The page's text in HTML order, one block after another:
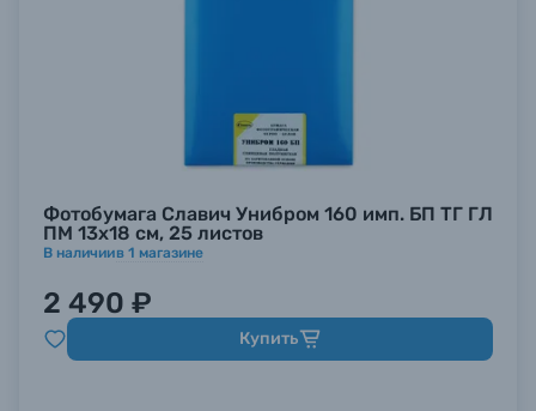
Фотобумага Славич Унибром 160 имп. БП ТГ ГЛ
ПМ 13х18 см, 25 листов
В наличиив 1 магазине
2 490 ₽
Купить